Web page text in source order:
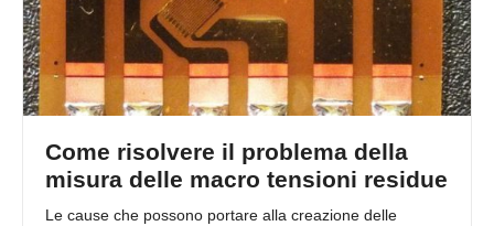
Come risolvere il problema della
misura delle macro tensioni residue
Le cause che possono portare alla creazione delle